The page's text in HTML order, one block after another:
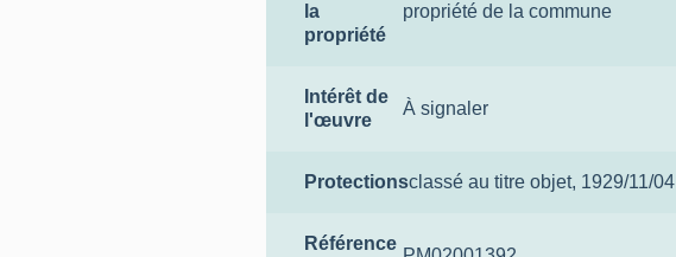
la
propriété
propriété de la commune
Intérêt de
l'œuvre
À signaler
Protectionsclassé au titre objet, 1929/11/04
Référence